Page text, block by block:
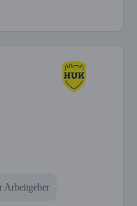
Arbeitgeber